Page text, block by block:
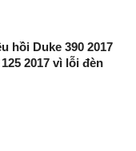
hồi Duke 390 2017
2017 vì lỗi đèn